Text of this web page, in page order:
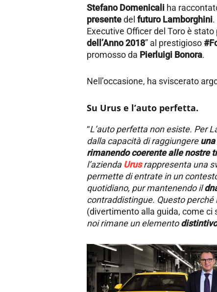
Stefano Domenicali ha
presentedelfuturo Lamborghini
Executive Officer del Toro è stato
dell’Anno 2018” al prestigioso
promosso da Pierluigi Bonora.
Nell’occasione, ha sviscerato
Su Urus e l’auto perfetta.
“L’auto perfetta non esiste. Per
dalla capacità di raggiungere
rimanendo coerente alle nostre
l’azienda Urusrappresenta una
permette di entrate in un
quotidiano, pur mantenendo il
contraddistingue. Questo perché
(divertimento alla guida, come ci
noi rimane un elemento